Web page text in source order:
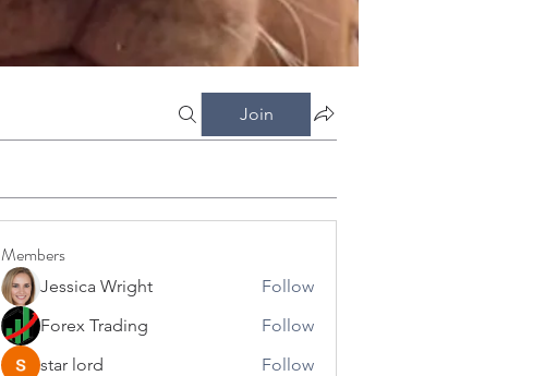
Join
Members
Jessica Wright
Follow
Forex Trading
Follow
star lord
Follow